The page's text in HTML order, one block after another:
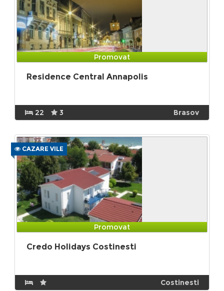
Promovat
Residence Central Annapolis
22 3 Brasov
CAZARE VILE
Promovat
Credo Holidays Costinesti
Costinesti